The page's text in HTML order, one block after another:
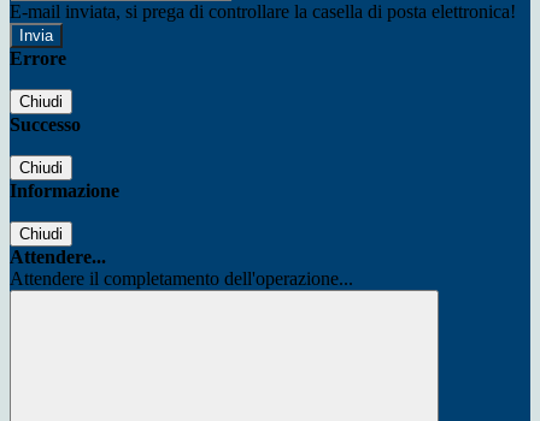
E-mail inviata, si prega di controllare la casella di posta elettronica!
Errore
Chiudi
Successo
Chiudi
Informazione
Chiudi
Attendere...
Attendere il completamento dell'operazione...